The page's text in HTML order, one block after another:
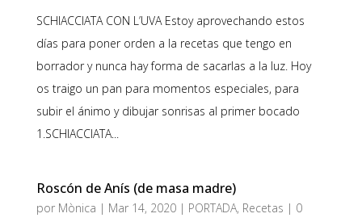
SCHIACCIATA CON L’UVA Estoy aprovechando estos
días para poner orden a la recetas que tengo en
borrador y nunca hay forma de sacarlas a la luz. Hoy
os traigo un pan para momentos especiales, para
subir el ánimo y dibujar sonrisas al primer bocado
1.SCHIACCIATA...
Roscón de Anís (de masa madre)
por Mònica | Mar 14, 2020| PORTADA, Recetas | 0